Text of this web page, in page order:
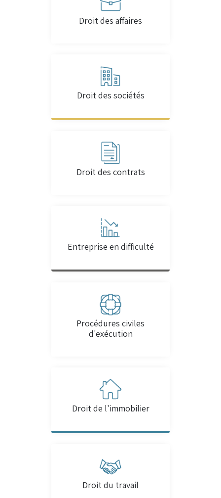
Droit des affaires
Droit des sociétés
Droit des contrats
Entreprise en difficulté
Procédures civiles
d'exécution
Droit de l'immobilier
Droit du travail